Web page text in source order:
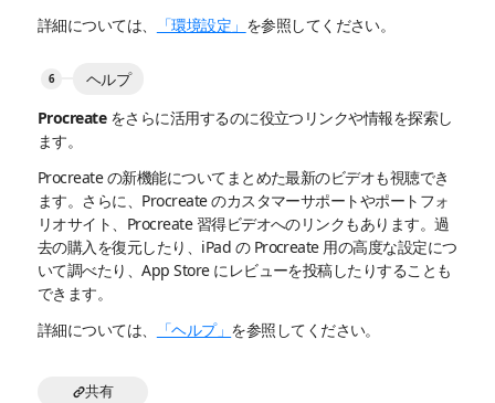
詳細については、
「環境設定」 を参照してください。
ヘルプ
Procreate をさらに活用するのに役立つリンクや情報を探索し
ます。
Procreate の新機能についてまとめた最新のビデオも視聴でき
ます。さらに、Procreate のカスタマーサポートやポートフォ
リオサイト、Procreate 習得ビデオへのリンクもあります。過
去の購入を復元したり、iPad の Procreate 用の高度な設定につ
いて調べたり、App Store にレビューを投稿したりすることも
できます。
詳細については、
「ヘルプ」 を参照してください。
共有